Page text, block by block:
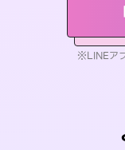
※LINEア